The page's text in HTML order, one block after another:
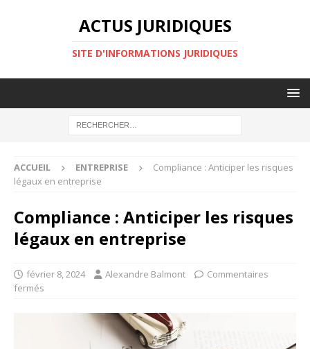
ACTUS JURIDIQUES
SITE D'INFORMATIONS JURIDIQUES
ACCUEIL ENTREPRISE
Compliance : Anticiper les risques
légaux en entreprise
Compliance : Anticiper les risques
légaux en entreprise
février 8, 2024 Alexandre Balmont
Commentaires
fermés